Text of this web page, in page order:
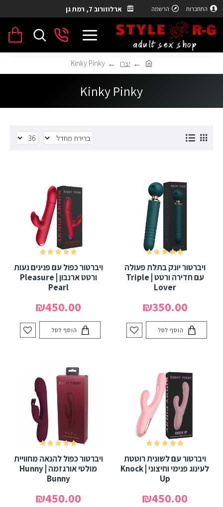
התחברות הרשמה ארלוזורוב 7, רמת גן
יצרן Kinky Pinky
Kinky Pinky
ויברטור יונק בתלת פעולה
עם חדירה ורטט | Triple
Lover
₪350.00
הוסף לסל
ויברטור כפול עם פנינים נעות
ורטט ארנבון | Pleasure
Pearl
₪450.00
הוסף לסל
ויברטור עם לשונית רוטטת
לעינוג פנימי וחיצוני | Knock
Up
₪450.00
ויברטור כפול להנאה מחוויית
מולטי אורגזמה | Hunny
Bunny
₪450.00